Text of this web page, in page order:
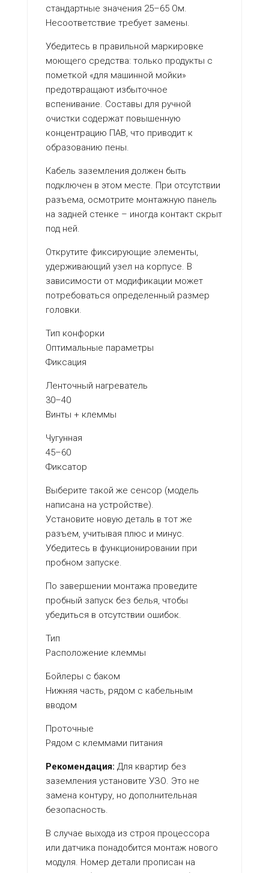
стандартные значения 25–65 Ом.
Несоответствие требует замены.
Убедитесь в правильной маркировке
моющего средства: только продукты с
пометкой «для машинной мойки»
предотвращают избыточное
вспенивание. Составы для ручной
очистки содержат повышенную
концентрацию ПАВ, что приводит к
образованию пены.
Кабель заземления должен быть
подключен в этом месте. При отсутствии
разъема, осмотрите монтажную панель
на задней стенке – иногда контакт скрыт
под ней.
Открутите фиксирующие элементы,
удерживающий узел на корпусе. В
зависимости от модификации может
потребоваться определенный размер
головки.
Тип конфорки
Оптимальные параметры
Фиксация
Ленточный нагреватель
30–40
Винты + клеммы
Чугунная
45–60
Фиксатор
Выберите такой же сенсор (модель
написана на устройстве).
Установите новую деталь в тот же
разъем, учитывая плюс и минус.
Убедитесь в функционировании при
пробном запуске.
По завершении монтажа проведите
пробный запуск без белья, чтобы
убедиться в отсутствии ошибок.
Тип
Расположение клеммы
Бойлеры с баком
Нижняя часть, рядом с кабельным
вводом
Проточные
Рядом с клеммами питания
Рекомендация: Для квартир без
заземления установите УЗО. Это не
замена контуру, но дополнительная
безопасность.
В случае выхода из строя процессора
или датчика понадобится монтаж нового
модуля. Номер детали прописан на